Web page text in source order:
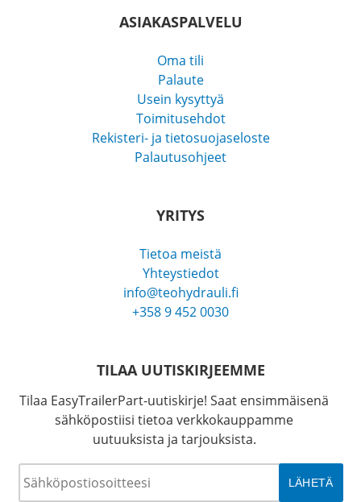
ASIAKASPALVELU
Oma tili
Palaute
Usein kysyttyä
Toimitusehdot
Rekisteri- ja tietosuojaseloste
Palautusohjeet
YRITYS
Tietoa meistä
Yhteystiedot
info@teohydrauli.fi
+358 9 452 0030
TILAA UUTISKIRJEEMME
Tilaa EasyTrailerPart-uutiskirje! Saat ensimmäisenä
sähköpostiisi tietoa verkkokauppamme
uutuuksista ja tarjouksista.